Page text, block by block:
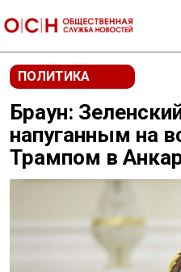
ПОЛИТИКА
Браун:
напуганным на
Трампом в